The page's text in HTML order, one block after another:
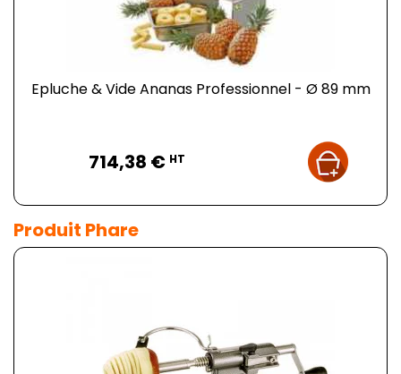
Epluche & Vide Ananas Professionnel - Ø 89 mm
714,38 € HT
Produit Phare